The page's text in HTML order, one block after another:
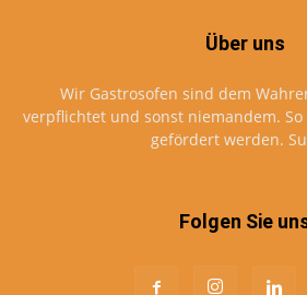
Über uns
Wir Gastrosofen sind dem
verpflichtet und sonst niemandem. So
gefördert werden.
Folgen Sie